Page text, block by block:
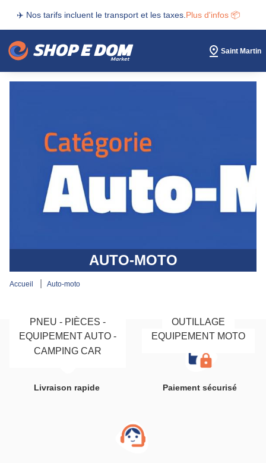
✈️ Nos tarifs incluent le transport et les taxes. Plus d'infos 📦
Saint Martin
AUTO-MOTO
accueil auto-moto
PNEU - PIÈCES -
BATTERIE - HUILE
OUTILLAGE
EQUIPEMENT AUTO -
CAMPING CAR
EQUIPEMENT MOTO
Livraison rapide Paiement sécurisé